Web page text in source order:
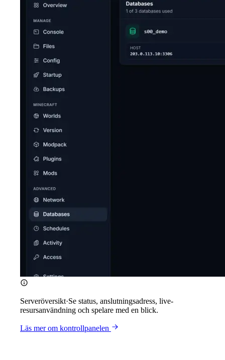
Serveröversikt·Se status, anslutningsadress, live-
resursanvändning och spelare med en blick.
Läs mer om kontrollpanelen